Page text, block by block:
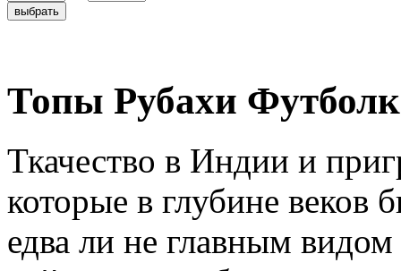
Топы Рубахи
Ткачество в Индии и
которые в глубине веков
едва ли не главным